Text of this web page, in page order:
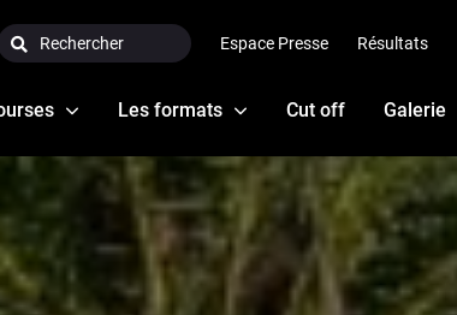
Espace Presse Résultats
Les formats Cut off Galerie